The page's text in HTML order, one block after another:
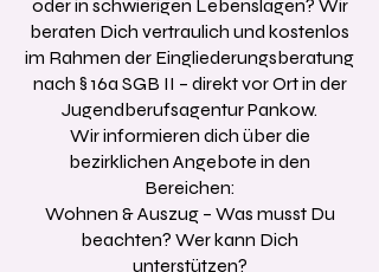
oder in schwierigen Lebenslagen? Wir
beraten Dich vertraulich und kostenlos
im Rahmen der Eingliederungsberatung
nach § 16a SGB II – direkt vor Ort in der
Jugendberufsagentur Pankow.
Wir informieren dich über die
bezirklichen Angebote in den
Bereichen:
Wohnen & Auszug – Was musst Du
beachten? Wer kann Dich
unterstützen?